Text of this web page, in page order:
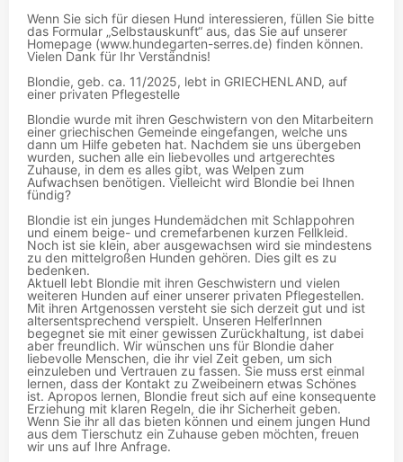
Wenn Sie sich für diesen Hund interessieren, füllen Sie bitte
das Formular „Selbstauskunft“ aus, das Sie auf unserer
Homepage (www.hundegarten-serres.de) finden können.
Vielen Dank für Ihr Verständnis!
Blondie, geb. ca. 11/2025, lebt in GRIECHENLAND, auf
einer privaten Pflegestelle
Blondie wurde mit ihren Geschwistern von den Mitarbeitern
einer griechischen Gemeinde eingefangen, welche uns
dann um Hilfe gebeten hat. Nachdem sie uns übergeben
wurden, suchen alle ein liebevolles und artgerechtes
Zuhause, in dem es alles gibt, was Welpen zum
Aufwachsen benötigen. Vielleicht wird Blondie bei Ihnen
fündig?
Blondie ist ein junges Hundemädchen mit Schlappohren
und einem beige- und cremefarbenen kurzen Fellkleid.
Noch ist sie klein, aber ausgewachsen wird sie mindestens
zu den mittelgroßen Hunden gehören. Dies gilt es zu
bedenken.
Aktuell lebt Blondie mit ihren Geschwistern und vielen
weiteren Hunden auf einer unserer privaten Pflegestellen.
Mit ihren Artgenossen versteht sie sich derzeit gut und ist
altersentsprechend verspielt. Unseren HelferInnen
begegnet sie mit einer gewissen Zurückhaltung, ist dabei
aber freundlich. Wir wünschen uns für Blondie daher
liebevolle Menschen, die ihr viel Zeit geben, um sich
einzuleben und Vertrauen zu fassen. Sie muss erst einmal
lernen, dass der Kontakt zu Zweibeinern etwas Schönes
ist. Apropos lernen, Blondie freut sich auf eine konsequente
Erziehung mit klaren Regeln, die ihr Sicherheit geben.
Wenn Sie ihr all das bieten können und einem jungen Hund
aus dem Tierschutz ein Zuhause geben möchten, freuen
wir uns auf Ihre Anfrage.